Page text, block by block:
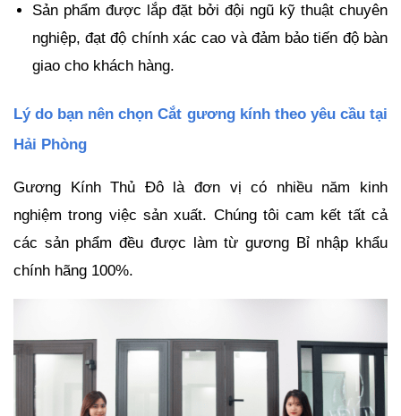
Sản phẩm được lắp đặt bởi đội ngũ kỹ thuật chuyên
nghiệp, đạt độ chính xác cao và đảm bảo tiến độ bàn
giao cho khách hàng.
Lý do bạn nên chọn Cắt gương kính theo yêu cầu tại
Hải Phòng
Gương Kính Thủ Đô là đơn vị có nhiều năm kinh
nghiệm trong việc sản xuất. Chúng tôi cam kết tất cả
các sản phẩm đều được làm từ gương Bỉ nhập khẩu
chính hãng 100%.